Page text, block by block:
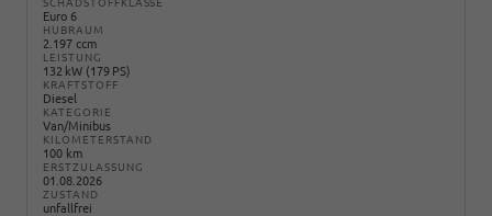
SCHADSTOFFKLASSE
Euro 6
HUBRAUM
2.197 ccm
LEISTUNG
132 kW (179 PS)
KRAFTSTOFF
Diesel
KATEGORIE
Van/Minibus
KILOMETERSTAND
100 km
ERSTZULASSUNG
01.08.2026
ZUSTAND
unfallfrei